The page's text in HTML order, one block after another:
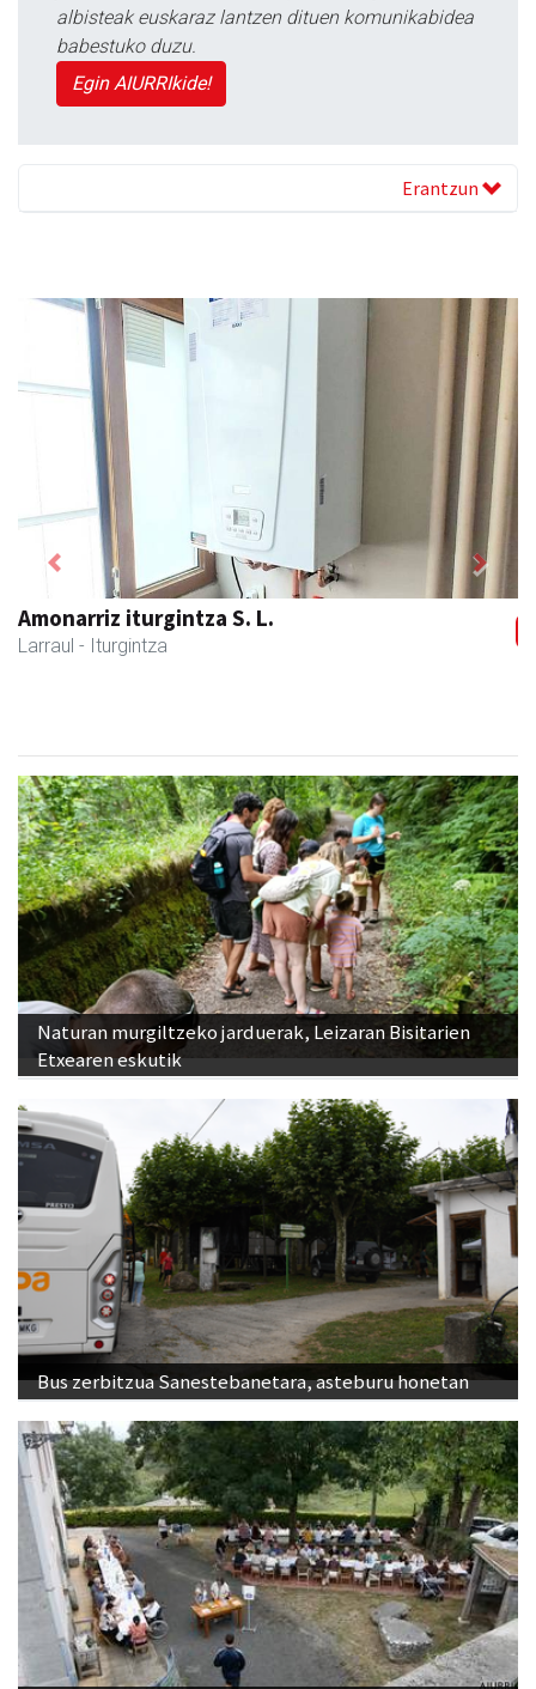
albisteak euskaraz lantzen dituen komunikabidea
babestuko duzu.
Egin AIURRIkide!
Erantzun
Larraulgo herri ostatua
Larraul - Jatetxeak
Previous Next
Naturan murgiltzeko jarduerak, Leizaran Bisitarien
Etxearen eskutik
Bus zerbitzua Sanestebanetara, asteburu honetan